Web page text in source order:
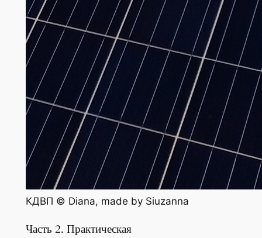
КДВП © Diana, made by Siuzanna
Часть 2. Практическая